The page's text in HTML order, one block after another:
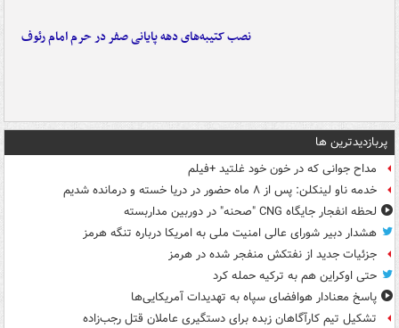
نصب کتیبه‌های دهه پایانی صفر در حرم امام رئوف
پربازدیدترین ها
مداح جوانی که در خون خود غلتید +فیلم
خدمه ناو لینکلن: پس از ۸ ماه حضور در دریا خسته و درمانده‌ شدیم
لحظه انفجار جایگاه CNG "صحنه" در دوربین مداربسته
هشدار دبیر شورای عالی امنیت ملی به امریکا درباره تنگه هرمز
جزئیات جدید از نفتکش منفجر شده در هرمز
حتی اوکراین هم به ترکیه حمله کرد
پاسخ معنادار هوافضای سپاه به تهدیدات آمریکایی‌ها
تشکیل تیم کارآگاهان زبده برای دستگیری عاملان قتل رجب‌زاده